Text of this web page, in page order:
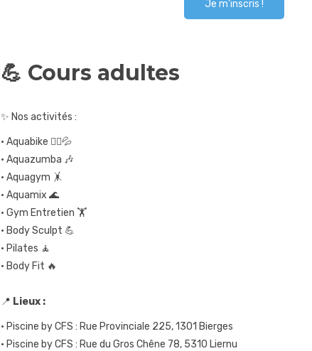
Je m'inscris !
💪 Cours adultes
✨ Nos activités :
• Aquabike 🚴‍♀️💦
• Aquazumba 🎶
• Aquagym 🤸
• Aquamix 🌊
• Gym Entretien 🏋️
• Body Sculpt 💪
• Pilates 🧘
• Body Fit 🔥
📍 Lieux :
• Piscine by CFS : Rue Provinciale 225, 1301 Bierges
• Piscine by CFS : Rue du Gros Chêne 78, 5310 Liernu